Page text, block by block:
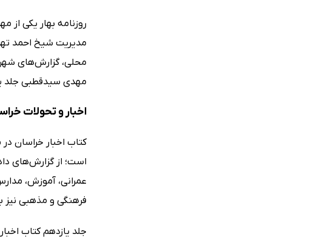
روزنامه بهار یکی
مدیریت شیخ احمد
محلی، گزارش‌های
مهدی سیدقطبی جلد
اخبار و تحولات
کتاب اخبار خراسان
است؛ از گزارش‌های
عمرانی، آموزش،
فرهنگی و مذهبی
جلد یازدهم کتاب